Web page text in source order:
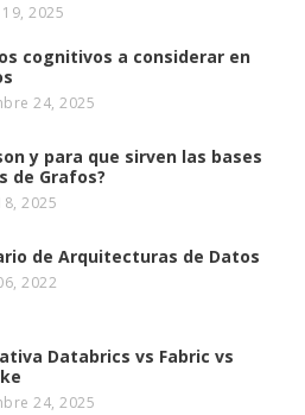
2025
cognitivos a considerar en
24, 2025
y para que sirven las bases
de Grafos?
2025
de Arquitecturas de Datos
2022
Databrics vs Fabric vs
24, 2025